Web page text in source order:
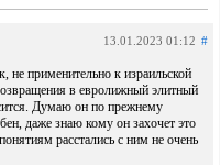
13.01.2023 01:12 #
не применительно к израильской
в евролижный элитный
Думаю он по прежнему
даже знаю кому он захочет это
расстались с ним не очень